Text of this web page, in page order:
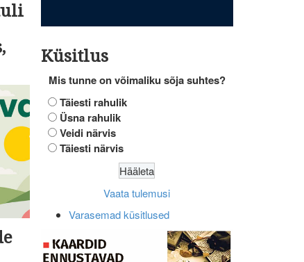
Küsitlus
Mis tunne on võimaliku sõja suhtes?
Täiesti rahulik
Üsna rahulik
Veidi närvis
Täiesti närvis
Vaata tulemusi
Varasemad küsitlused